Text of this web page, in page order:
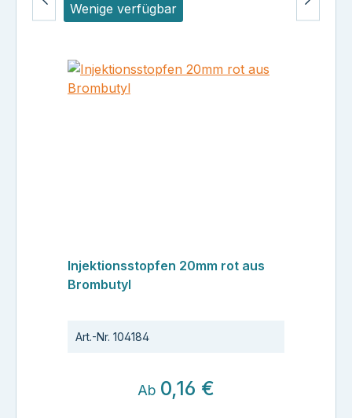
Wenige verfügbar
Injektionsstopfen 20mm rot aus
Brombutyl
Art.-Nr. 104184
Ab 0,16 €